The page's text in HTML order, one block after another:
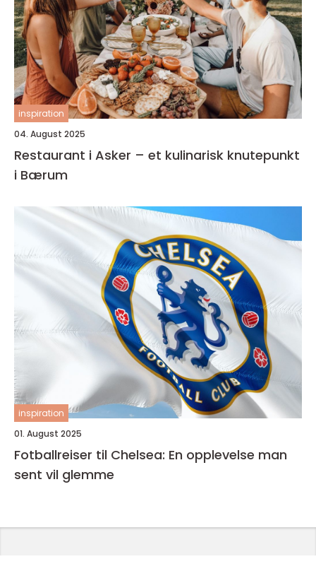
inspiration
04. August 2025
Restaurant i Asker – et kulinarisk knutepunkt
i Bærum
inspiration
01. August 2025
Fotballreiser til Chelsea: En opplevelse man
sent vil glemme